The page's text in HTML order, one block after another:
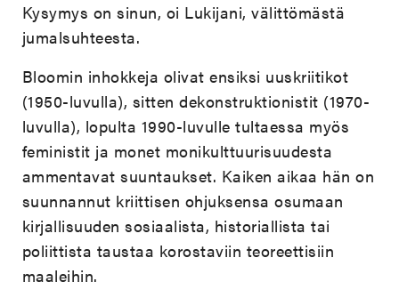
Kysymys on sinun, oi Lukijani, välittömästä
jumalsuhteesta.
Bloomin inhokkeja olivat ensiksi uuskriitikot
(1950-luvulla), sitten dekonstruktionistit (1970-
luvulla), lopulta 1990-luvulle tultaessa myös
feministit ja monet monikulttuurisuudesta
ammentavat suuntaukset. Kaiken aikaa hän on
suunnannut kriittisen ohjuksensa osumaan
kirjallisuuden sosiaalista, historiallista tai
poliittista taustaa korostaviin teoreettisiin
maaleihin.